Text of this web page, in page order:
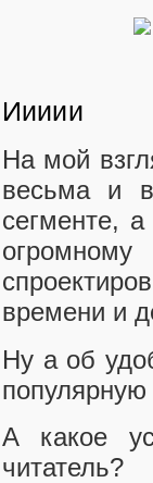
Иииии
На мой
весьма и
сегменте,
времени и
Ну а об
А какое
читатель?